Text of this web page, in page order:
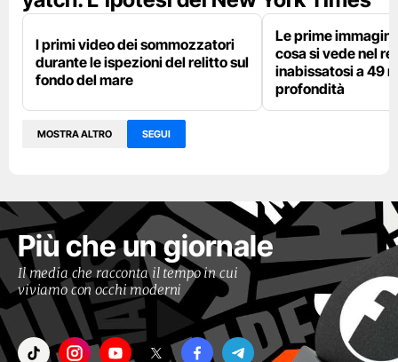
I primi video dei sommozzatori
durante le ispezioni del relitto sul
fondo del mare
Le prime
cosa si vede nel
inabissatosi a 49
profondità
MOSTRA ALTRO SEGUI
Più che un giornale
Il media che racconta il tempo in cui
viviamo con occhi moderni